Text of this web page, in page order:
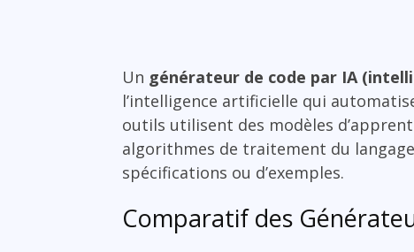
Un générateur de code par IA
l’intelligence artificielle qui
outils utilisent des modèles
algorithmes de traitement du
spécifications ou d’exemples.
Comparatif des